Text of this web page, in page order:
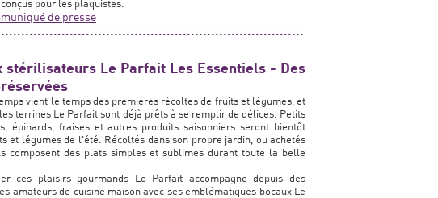
pour les plaquistes.
de presse
stérilisateurs Le Parfait Les Essentiels - Des
vient le temps des premières récoltes de fruits et légumes, et
terrines Le Parfait sont déjà prêts à se remplir de délices. Petits
épinards, fraises et autres produits saisonniers seront bientôt
et légumes de l'été. Récoltés dans son propre jardin, ou achetés
composent des plats simples et sublimes durant toute la belle
ces plaisirs gourmands Le Parfait accompagne depuis des
amateurs de cuisine maison avec ses emblématiques bocaux Le